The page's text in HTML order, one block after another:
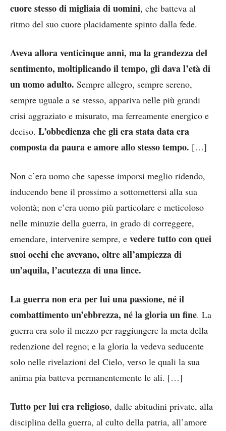
cuore stesso di migliaia di uomini, che batteva al
ritmo del suo cuore placidamente spinto dalla fede.
Aveva allora venticinque anni, ma la grandezza del
sentimento, moltiplicando il tempo, gli dava l’età di
un uomo adulto. Sempre allegro, sempre sereno,
sempre uguale a se stesso, appariva nelle più grandi
crisi aggraziato e misurato, ma ferreamente energico e
deciso. L’obbedienza che gli era stata data era
composta da paura e amore allo stesso tempo. […]
Non c’era uomo che sapesse imporsi meglio ridendo,
inducendo bene il prossimo a sottomettersi alla sua
volontà; non c’era uomo più particolare e meticoloso
nelle minuzie della guerra, in grado di correggere,
emendare, intervenire sempre, e vedere tutto con quei
suoi occhi che avevano, oltre all’ampiezza di
un’aquila, l’acutezza di una lince.
La guerra non era per lui una passione, né il
combattimento un’ebbrezza, né la gloria un fine. La
guerra era solo il mezzo per raggiungere la meta della
redenzione del regno; e la gloria la vedeva seducente
solo nelle rivelazioni del Cielo, verso le quali la sua
anima pia batteva permanentemente le ali. […]
Tutto per lui era religioso, dalle abitudini private, alla
disciplina della guerra, al culto della patria, all’amore